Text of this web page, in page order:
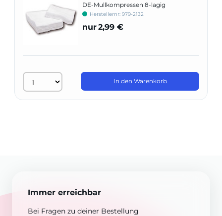
DE-Mullkompressen 8-lagig
Herstellernr: 979-2132
nur2,99 €
In den Warenkorb
Immer erreichbar
Bei Fragen zu deiner Bestellung